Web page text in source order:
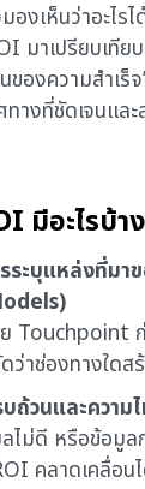
งเห็นว่าอะไร
มาเปรียบเทีย
ของความสำเร็
างที่ชัดเจนแล
มีอะไรบ้าง
ระบุแหล่งที่มา
Touchpoint
ว่าช่องทางใด
ถ้วนและความ
ไม่ดี หรือข้อมูล
คลาดเคลื่อน